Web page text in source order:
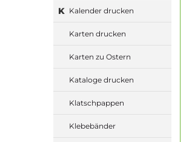
K Kalender drucken
Karten drucken
Karten zu Ostern
Kataloge drucken
Klatschpappen
Klebebänder